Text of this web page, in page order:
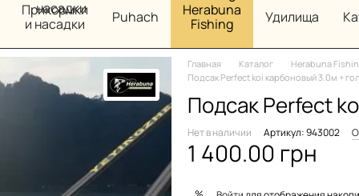
Прикормки
и насадки
Puhach
Herabuna
Fishing
Удилища
Главная Каталог
Herabuna
Подсак Perfect koi карбоновый 3.0м +
Подсак Perfect
Нет в наличии Артикул: 943002
1 400.00 грн